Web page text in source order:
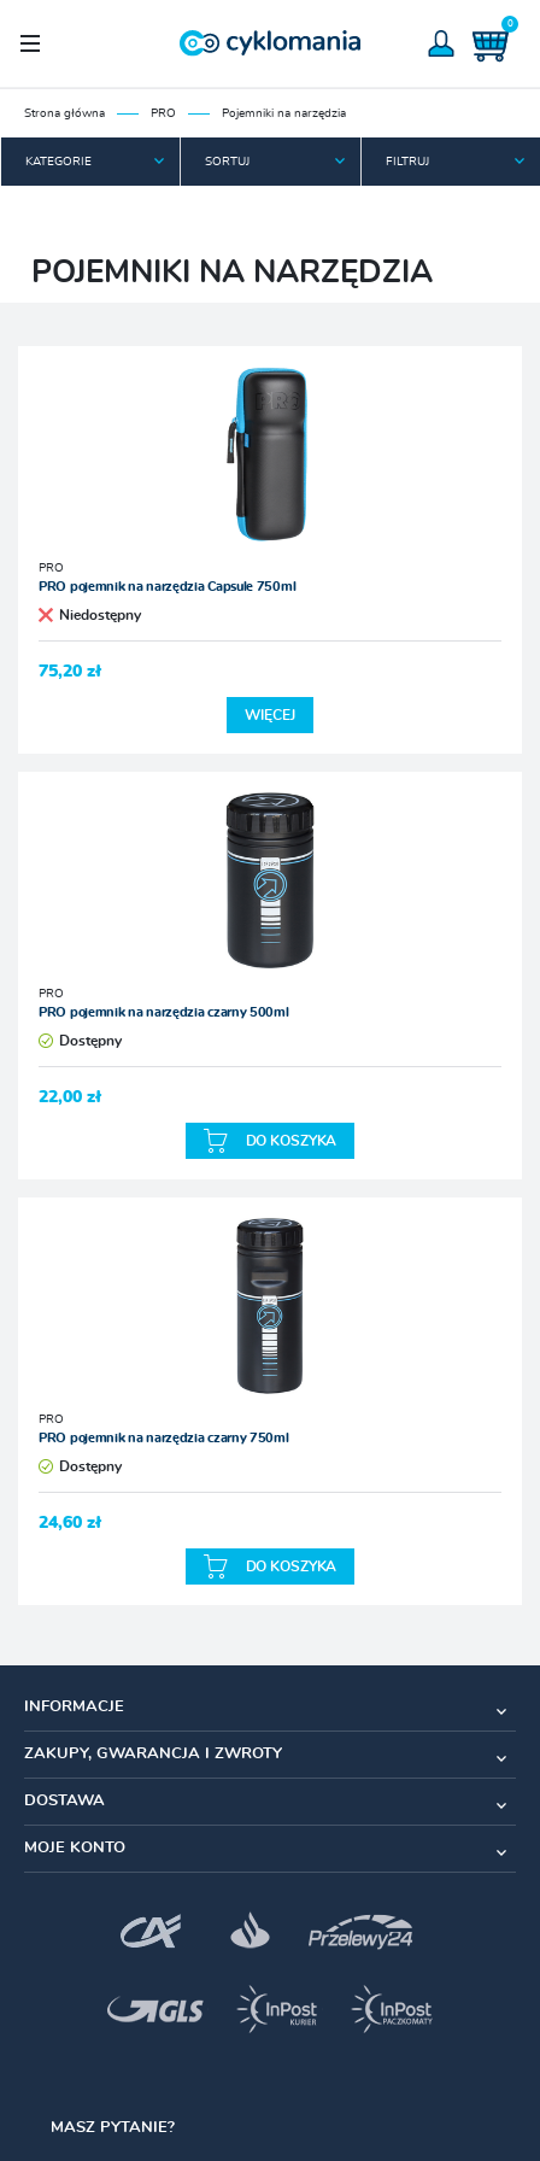
0
Strona główna PRO Pojemniki na narzędzia
KATEGORIE SORTUJ FILTRUJ
POJEMNIKI NA NARZĘDZIA
PRO
PRO pojemnik na narzędzia Capsule 750ml
Niedostępny
75,20 zł
WIĘCEJ
PRO
PRO pojemnik na narzędzia czarny 500ml
Dostępny
22,00 zł
DO KOSZYKA
PRO
PRO pojemnik na narzędzia czarny 750ml
Dostępny
24,60 zł
DO KOSZYKA
INFORMACJE
ZAKUPY, GWARANCJA I ZWROTY
DOSTAWA
MOJE KONTO
MASZ PYTANIE?